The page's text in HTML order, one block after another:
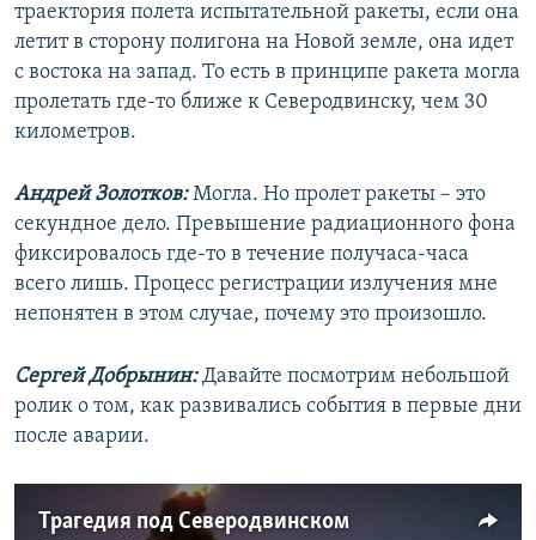
траектория полета испытательной ракеты, если она
летит в сторону полигона на Новой земле, она идет
с востока на запад. То есть в принципе ракета могла
пролетать где-то ближе к Северодвинску, чем 30
километров.
Андрей Золотков:Могла. Но пролет ракеты – это
секундное дело. Превышение радиационного фона
фиксировалось где-то в течение получаса-часа
всего лишь. Процесс регистрации излучения мне
непонятен в этом случае, почему это произошло.
Сергей Добрынин:Давайте посмотрим небольшой
ролик о том, как развивались события в первые дни
после аварии.
Трагедия под Северодвинском